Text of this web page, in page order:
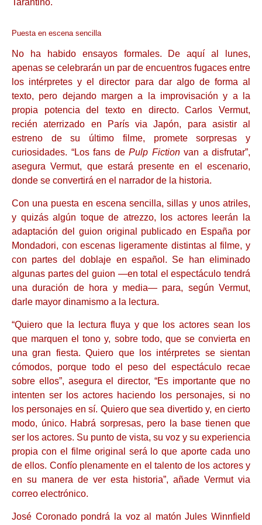
Tarantino.
Puesta en escena sencilla
No ha habido ensayos formales. De aquí al lunes,
apenas se celebrarán un par de encuentros fugaces entre
los intérpretes y el director para dar algo de forma al
texto, pero dejando margen a la improvisación y a la
propia potencia del texto en directo. Carlos Vermut,
recién aterrizado en París via Japón, para asistir al
estreno de su último filme, promete sorpresas y
curiosidades. “Los fans de Pulp Fiction van a disfrutar”,
asegura Vermut, que estará presente en el escenario,
donde se convertirá en el narrador de la historia.
Con una puesta en escena sencilla, sillas y unos atriles,
y quizás algún toque de atrezzo, los actores leerán la
adaptación del guion original publicado en España por
Mondadori, con escenas ligeramente distintas al filme, y
con partes del doblaje en español. Se han eliminado
algunas partes del guion —en total el espectáculo tendrá
una duración de hora y media— para, según Vermut,
darle mayor dinamismo a la lectura.
“Quiero que la lectura fluya y que los actores sean los
que marquen el tono y, sobre todo, que se convierta en
una gran fiesta. Quiero que los intérpretes se sientan
cómodos, porque todo el peso del espectáculo recae
sobre ellos”, asegura el director, “Es importante que no
intenten ser los actores haciendo los personajes, si no
los personajes en sí. Quiero que sea divertido y, en cierto
modo, único. Habrá sorpresas, pero la base tienen que
ser los actores. Su punto de vista, su voz y su experiencia
propia con el filme original será lo que aporte cada uno
de ellos. Confío plenamente en el talento de los actores y
en su manera de ver esta historia”, añade Vermut via
correo electrónico.
José Coronado pondrá la voz al matón Jules Winnfield